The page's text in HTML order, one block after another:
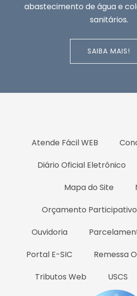
abastecimento de água e
sanitários.
SAIBA MAIS!
Atende Fácil WEB
Diário Oficial Eletrônico
Mapa do Site
Orçamento
Ouvidoria
Portal E-SIC
Remessa
Tributos Web
USCS